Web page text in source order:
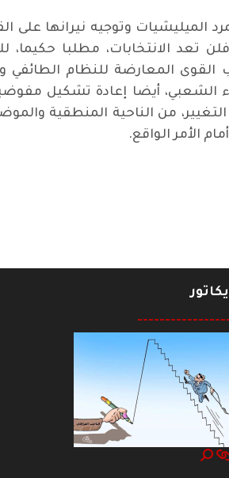
وتوجيه نيرانها على
تعد الانتخابات، مطلبا
القوى المعارضة للنظام
الشعبي، أيضا إعادة تشكيل
من الناحية المنطقية
الأمر الواقع.